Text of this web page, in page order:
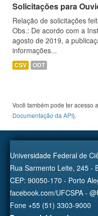
Solicitações para
Relação de solicitações
Obs.: De acordo com a
agosto de 2019, a
informações...
CSV ODT
Você também pode ter acesso
Documentação da API).
Universidade Federal de
Rua Sarmento Leite, 245 -
CEP: 90050-170 - Porto
facebook.com/UFCSPA -
Fone +55 (51) 3303-9000